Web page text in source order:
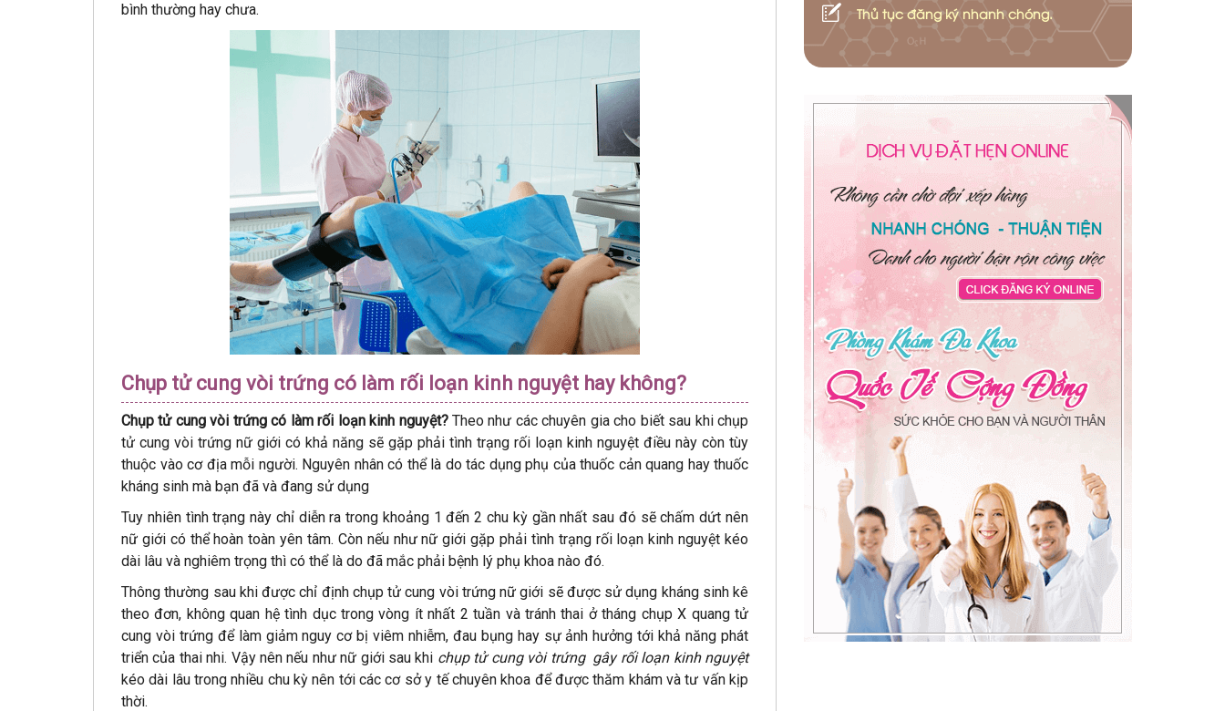
bình thường hay chưa.
Chụp tử cung vòi trứng có làm rối loạn kinh nguyệt hay không?
Chụp tử cung vòi trứng có làm rối loạn kinh nguyệt? Theo như các chuyên gia cho biết sau khi chụp
tử cung vòi trứng nữ giới có khả năng sẽ gặp phải tình trạng rối loạn kinh nguyệt điều này còn tùy
thuộc vào cơ địa mỗi người. Nguyên nhân có thể là do tác dụng phụ của thuốc cản quang hay thuốc
kháng sinh mà bạn đã và đang sử dụng
Tuy nhiên tình trạng này chỉ diễn ra trong khoảng 1 đến 2 chu kỳ gần nhất sau đó sẽ chấm dứt nên
nữ giới có thể hoàn toàn yên tâm. Còn nếu như nữ giới gặp phải tình trạng rối loạn kinh nguyệt kéo
dài lâu và nghiêm trọng thì có thể là do đã mắc phải bệnh lý phụ khoa nào đó.
Thông thường sau khi được chỉ định chụp tử cung vòi trứng nữ giới sẽ được sử dụng kháng sinh kê
theo đơn, không quan hệ tình dục trong vòng ít nhất 2 tuần và tránh thai ở tháng chụp X quang tử
cung vòi trứng để làm giảm nguy cơ bị viêm nhiễm, đau bụng hay sự ảnh hưởng tới khả năng phát
triển của thai nhi. Vậy nên nếu như nữ giới sau khi chụp tử cung vòi trứng gây rối loạn kinh nguyệt
kéo dài lâu trong nhiều chu kỳ nên tới các cơ sở y tế chuyên khoa để được thăm khám và tư vấn kịp
thời.
Thủ tục đăng ký nhanh chóng.